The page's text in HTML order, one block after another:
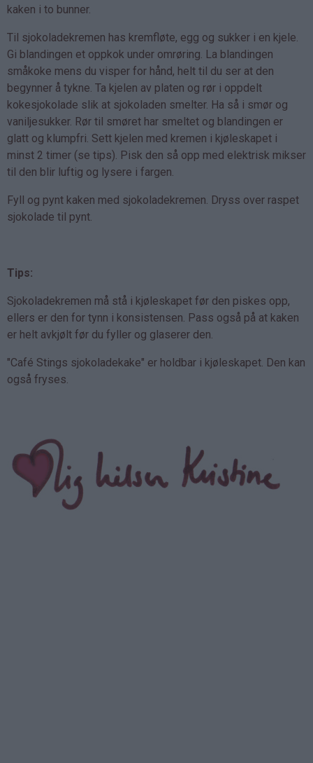
kaken i to bunner.
Til sjokoladekremen has kremfløte, egg og sukker i en kjele.
Gi blandingen et oppkok under omrøring. La blandingen
småkoke mens du visper for hånd, helt til du ser at den
begynner å tykne. Ta kjelen av platen og rør i oppdelt
kokesjokolade slik at sjokoladen smelter. Ha så i smør og
vaniljesukker. Rør til smøret har smeltet og blandingen er
glatt og klumpfri. Sett kjelen med kremen i kjøleskapet i
minst 2 timer (se tips). Pisk den så opp med elektrisk mikser
til den blir luftig og lysere i fargen.
Fyll og pynt kaken med sjokoladekremen. Dryss over raspet
sjokolade til pynt.
Tips:
Sjokoladekremen må stå i kjøleskapet før den piskes opp,
ellers er den for tynn i konsistensen. Pass også på at kaken
er helt avkjølt før du fyller og glaserer den.
"Café Stings sjokoladekake" er holdbar i kjøleskapet. Den kan
også fryses.